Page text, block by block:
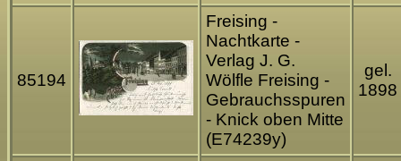
85194
Freising -
Nachtkarte -
Verlag J. G.
Wölfle Freising -
Gebrauchsspuren
- Knick oben Mitte
(E74239y)
gel.
1898